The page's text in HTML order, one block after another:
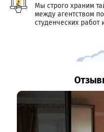
Мы строго храним
между агентством
студенческих работ